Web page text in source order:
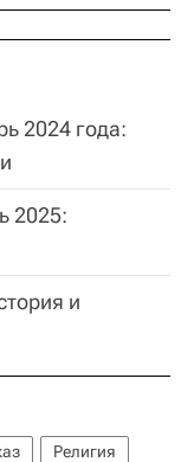
2024 года:
2025:
и
Религия